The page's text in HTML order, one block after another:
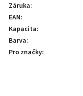
Záruka:
EAN:
Kapacita:
Barva:
Pro značky: